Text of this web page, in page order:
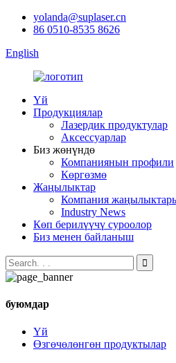
yolanda@suplaser.cn
86 0510-8535 8626
English
Үй
Продукциялар
Лазердик продуктулар
Аксессуарлар
Биз жөнүндө
Компаниянын профили
Көргөзмө
Жаңылыктар
Компания
Industry News
Көп берилүүчү суроолор
Биз менен байланыш
буюмдар
Үй
Өзгөчөлөнгөн продуктылар